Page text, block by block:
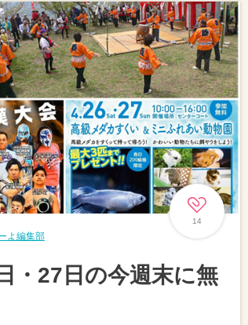
14
よ編集部
・27日の今週末に無